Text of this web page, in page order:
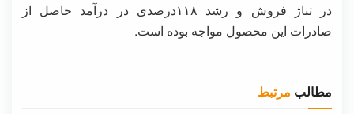
در تناژ فروش و رشد ۱۱۸درصدی در درآمد حاصل از
صادرات این محصول مواجه بوده است.
مطالب مرتبط